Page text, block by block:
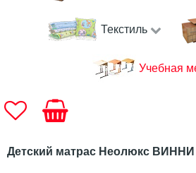
Текстиль
Учебная
Детский матрас Неолюкс ВИННИ